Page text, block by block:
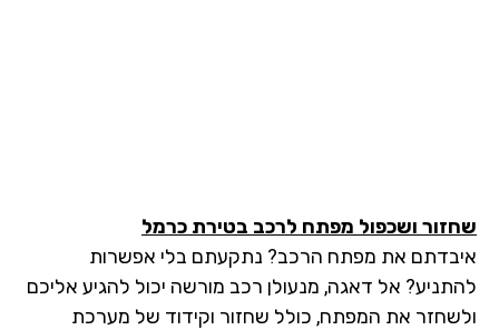
ושכפול מפתח לרכב בטירת כרמל
את מפתח הרכב? נתקעתם בלי אפשרות
אל דאגה, מנעולן רכב מורשה יכול להגיע אליכם
את המפתח, כולל שחזור וקידוד של מערכת